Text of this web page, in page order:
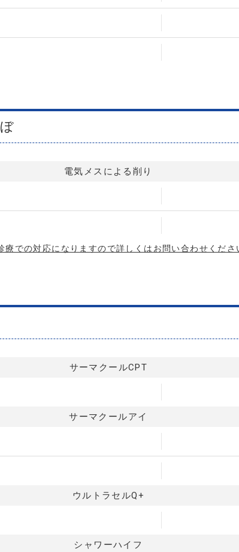
電気メスによる削り
での対応になりますので詳しくはお問い合わせくださ
サーマクールCPT
サーマクールアイ
ウルトラセルQ+
シャワーハイフ